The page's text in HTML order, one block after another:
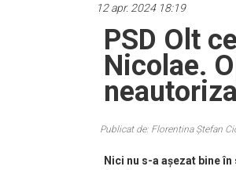
12 apr. 2024 18:19
PSD Olt
Nicolae.
Publicat de: Florentina Ștefan
Nici nu s-a așezat bine